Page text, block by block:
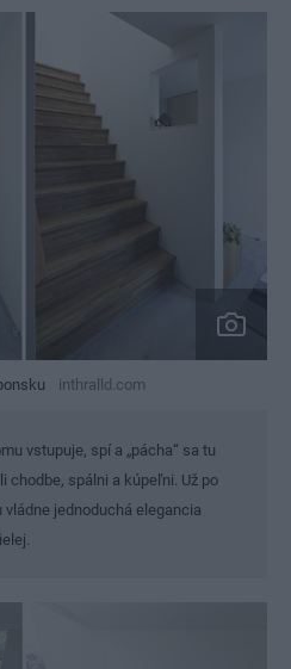
inthralld.com
vstupuje, spí a „pácha“ sa tu
chodbe, spálni a kúpeľni. Už po
jednoduchá elegancia